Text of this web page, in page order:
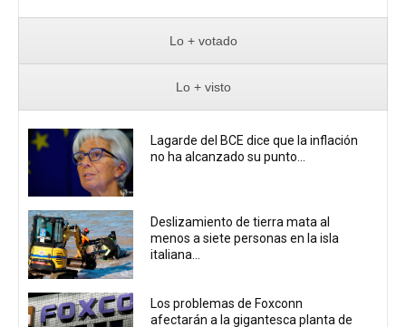
Lo + votado
Lo + visto
Lagarde del BCE dice que la inflación
no ha alcanzado su punto...
Deslizamiento de tierra mata al
menos a siete personas en la isla
italiana...
Los problemas de Foxconn
afectarán a la gigantesca planta de